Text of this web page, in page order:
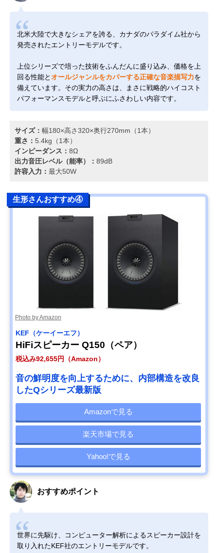
北米大陸で大きなシェアを誇る、カナダのパラダイム社から
発売されたエントリーモデルです。
上位シリーズで培った技術をふんだんに盛り込み、価格を上
回る性能とオールジャンルをカバーする正確な音楽描写力を
備えています。その実力の高さは、まさに戦略的ハイコスト
パフォーマンスモデルと呼ぶにふさわしい内容です。
サイズ： 幅180×高さ320×奥行270mm（1本）
重さ： 5.4kg（1本）
インピーダンス： 8Ω
出力音圧レベル（能率）： 89dB
許容入力： 最大50W
生形さんおすすめ④
Photo by Amazon
KEF（ケーイーエフ）
HiFiスピーカー Q150（ペア）
税込み92,655円（Amazon）
音の鮮明度を向上するために、内部構造を改良
したQシリーズ最新版
Amazonで見る
楽天市場で見る
Yahoo!で見る
おすすめポイント
世界に先駆け、コンピューター解析によるスピーカー設計を
取り入れたKEF社のエントリーモデルです。